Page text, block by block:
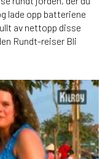
lade opp batteriene
av nettopp disse
Rundt-reiser Bli